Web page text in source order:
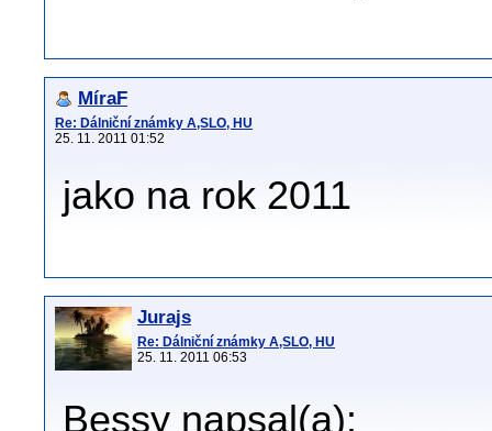
MíraF
Re: Dálniční známky A,SLO, HU
25. 11. 2011 01:52
jako na rok 2011
Jurajs
Re: Dálniční známky A,SLO, HU
25. 11. 2011 06:53
Bessy napsal(a):